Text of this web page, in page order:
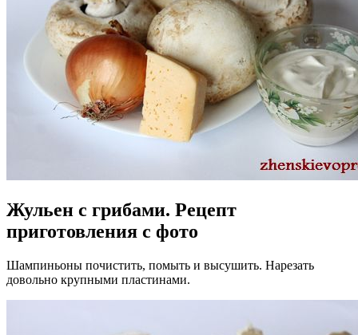
Жульен с грибами. Рецепт
приготовления с фото
Шампиньоны почистить, помыть и высушить. Нарезать
довольно крупными пластинами.